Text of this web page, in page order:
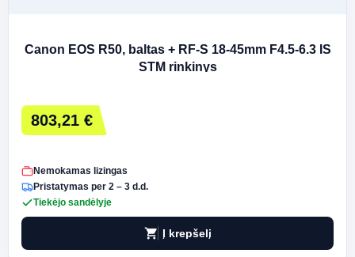
Canon EOS R50, baltas + RF-S 18-45mm F4.5-6.3 IS
STM rinkinys
803,21 €
Nemokamas lizingas
Pristatymas per 2 – 3 d.d.
Tiekėjo sandėlyje
shopping_cart Į krepšelį